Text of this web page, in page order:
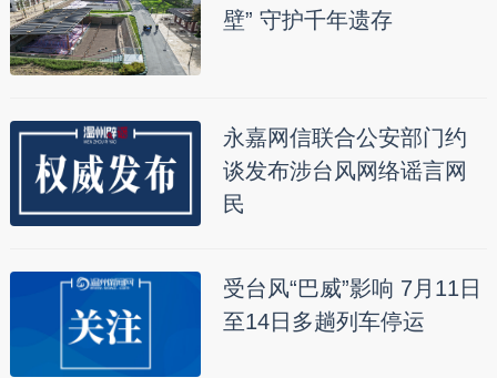
壁” 守护千年遗存
永嘉网信联合公安部门约
谈发布涉台风网络谣言网
民
受台风“巴威”影响 7月11日
至14日多趟列车停运